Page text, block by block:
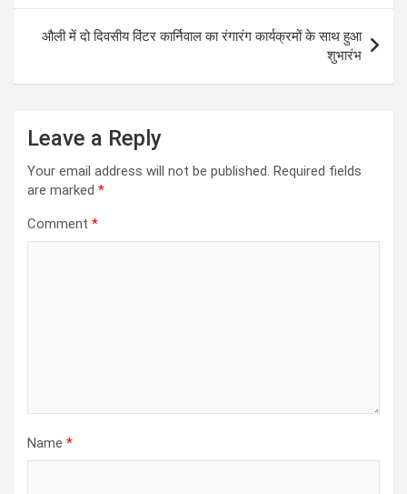
औली में दो दिवसीय विंटर कार्निवाल का रंगारंग कार्यक्रमों के साथ हुआ
शुभारंभ
Leave a Reply
Your email address will not be published. Required fields
are marked *
Comment *
Name *